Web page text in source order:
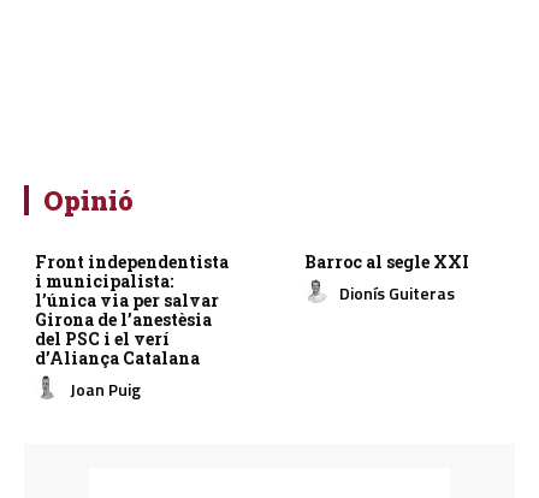
Opinió
Front independentista
i municipalista:
l’única via per salvar
Girona de l’anestèsia
del PSC i el verí
d’Aliança Catalana
Joan Puig
Barroc al segle XXI
Dionís Guiteras